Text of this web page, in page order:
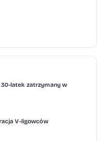
latek zatrzymany w
V-ligowców